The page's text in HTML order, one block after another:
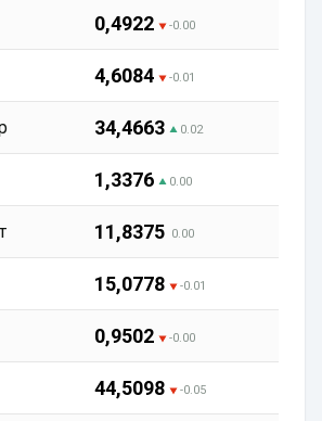
0,4922 -0.00
4,6084 -0.01
34,4663 0.02
1,3376 0.00
11,8375 0.00
15,0778 -0.01
0,9502 -0.00
44,5098 -0.05